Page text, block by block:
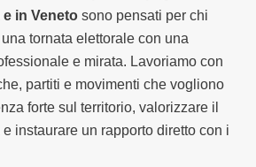
in Veneto sono pensati per chi
tornata elettorale con una
e mirata. Lavoriamo con
partiti e movimenti che vogliono
forte sul territorio, valorizzare il
instaurare un rapporto diretto con i